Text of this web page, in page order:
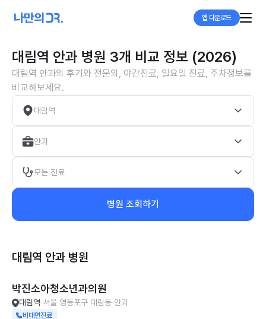
앱 다운로드
대림역 안과 병원 3개 비교 정보 (2026)
대림역 안과의 후기와 전문의, 야간진료, 일요일 진료, 주차정보를
비교해보세요.
대림역
안과
모든 진료
병원 조회하기
대림역 안과 병원
박진소아청소년과의원
대림역 서울 영등포구 대림동 안과
비대면진료